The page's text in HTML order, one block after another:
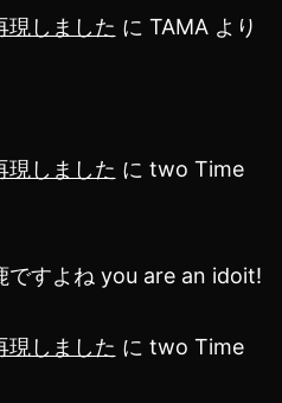
現しました に TAMAより
現しました に two Time
ですよね you are an idoit!
現しました に two Time